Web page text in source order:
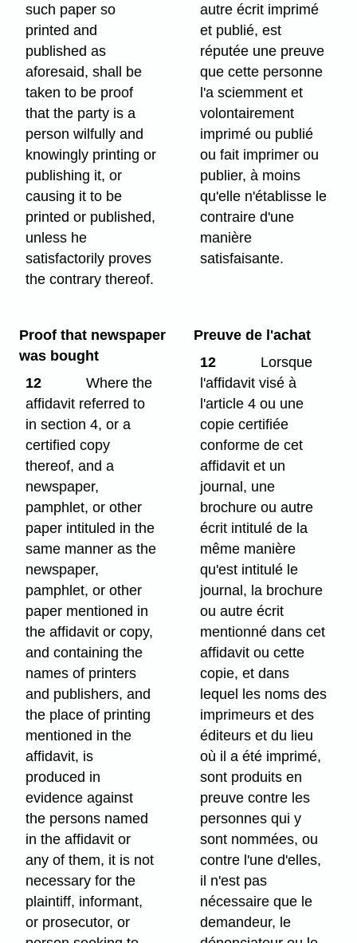
such paper so
printed and
published as
aforesaid, shall be
taken to be proof
that the party is a
person wilfully and
knowingly printing or
publishing it, or
causing it to be
printed or published,
unless he
satisfactorily proves
the contrary thereof.
autre écrit imprimé
et publié, est
réputée une preuve
que cette personne
l'a sciemment et
volontairement
imprimé ou publié
ou fait imprimer ou
publier, à moins
qu'elle n'établisse le
contraire d'une
manière
satisfaisante.
Proof that newspaper
was bought
12
Where the
affidavit referred to
in section 4, or a
certified copy
thereof, and a
newspaper,
pamphlet, or other
paper intituled in the
same manner as the
newspaper,
pamphlet, or other
paper mentioned in
the affidavit or copy,
and containing the
names of printers
and publishers, and
the place of printing
mentioned in the
affidavit, is
produced in
evidence against
the persons named
in the affidavit or
any of them, it is not
necessary for the
plaintiff, informant,
or prosecutor, or
Preuve de l'achat
12
Lorsque
l'affidavit visé à
l'article 4 ou une
copie certifiée
conforme de cet
affidavit et un
journal, une
brochure ou autre
écrit intitulé de la
même manière
qu'est intitulé le
journal, la brochure
ou autre écrit
mentionné dans cet
affidavit ou cette
copie, et dans
lequel les noms des
imprimeurs et des
éditeurs et du lieu
où il a été imprimé,
sont produits en
preuve contre les
personnes qui y
sont nommées, ou
contre l'une d'elles,
il n'est pas
nécessaire que le
demandeur, le